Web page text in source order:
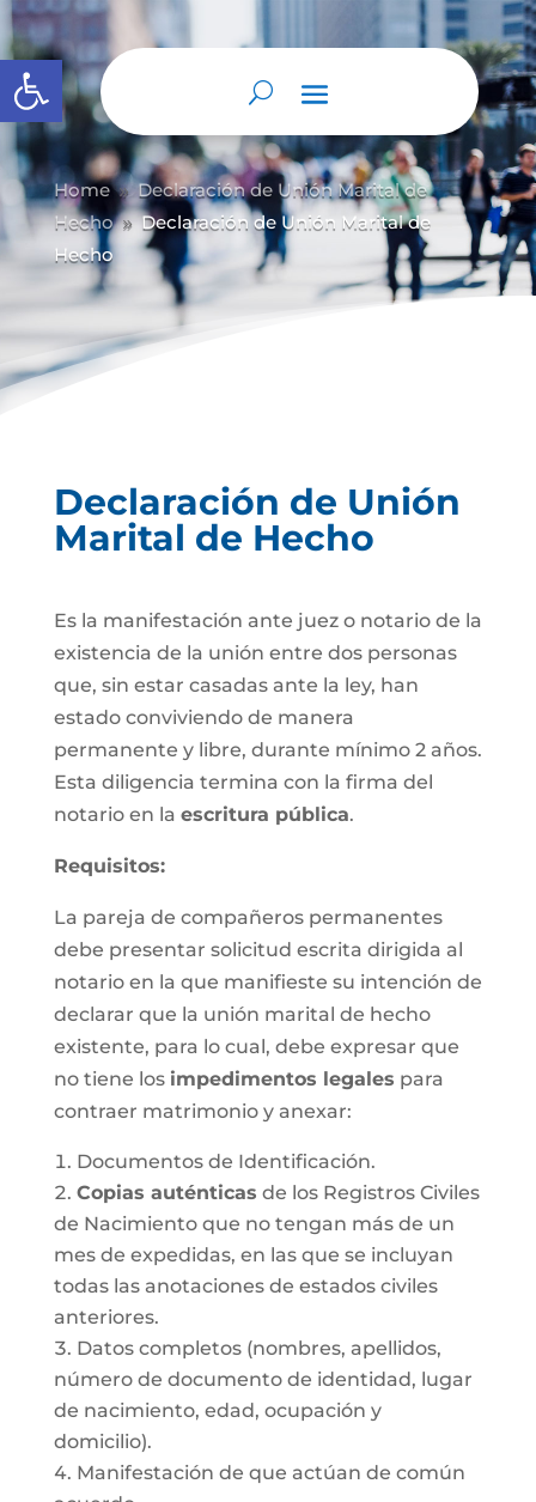
Abrir barra de herramientas
Home 9 Declaración de Unión Marital de
Hecho 9 Declaración de Unión Marital de
Hecho
Declaración de Unión
Marital de Hecho
Es la manifestación ante juez o notario de la
existencia de la unión entre dos personas
que, sin estar casadas ante la ley, han
estado conviviendo de manera
permanente y libre, durante mínimo 2 años.
Esta diligencia termina con la firma del
notario en la escritura pública.
Requisitos:
La pareja de compañeros permanentes
debe presentar solicitud escrita dirigida al
notario en la que manifieste su intención de
declarar que la unión marital de hecho
existente, para lo cual, debe expresar que
no tiene los impedimentos legales para
contraer matrimonio y anexar:
Documentos de Identificación.
Copias auténticas de los Registros Civiles
de Nacimiento que no tengan más de un
mes de expedidas, en las que se incluyan
todas las anotaciones de estados civiles
anteriores.
Datos completos (nombres, apellidos,
número de documento de identidad, lugar
de nacimiento, edad, ocupación y
domicilio).
Manifestación de que actúan de común